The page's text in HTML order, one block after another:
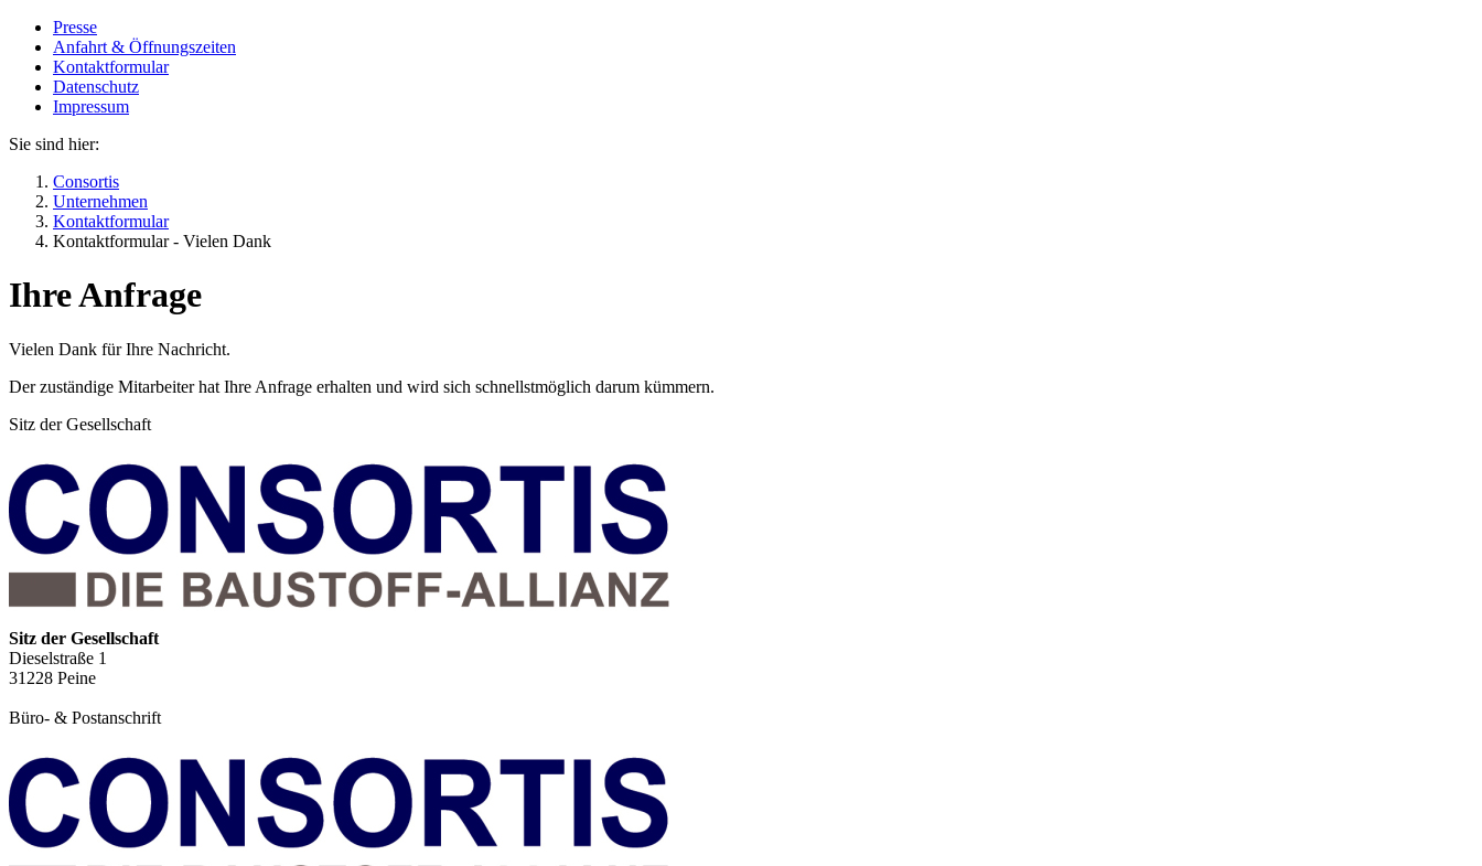
Presse
Anfahrt & Öffnungszeiten
Kontaktformular
Datenschutz
Impressum
Sie sind hier:
Consortis
Unternehmen
Kontaktformular
Kontaktformular - Vielen Dank
Ihre Anfrage
Vielen Dank für Ihre Nachricht.
Der zuständige Mitarbeiter hat Ihre Anfrage erhalten und wird sich schnellstmöglich darum kümmern.
Sitz der Gesellschaft
Sitz der Gesellschaft
Dieselstraße 1
31228 Peine
Büro- & Postanschrift